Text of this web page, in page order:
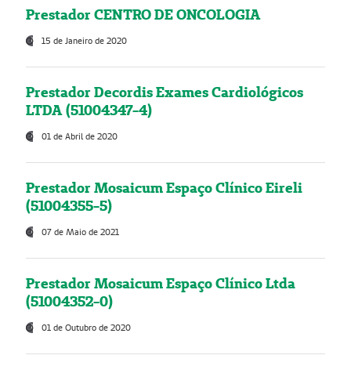
Prestador CENTRO DE ONCOLOGIA
15 de Janeiro de 2020
Prestador Decordis Exames Cardiológicos
LTDA (51004347-4)
01 de Abril de 2020
Prestador Mosaicum Espaço Clínico Eireli
(51004355-5)
07 de Maio de 2021
Prestador Mosaicum Espaço Clínico Ltda
(51004352-0)
01 de Outubro de 2020